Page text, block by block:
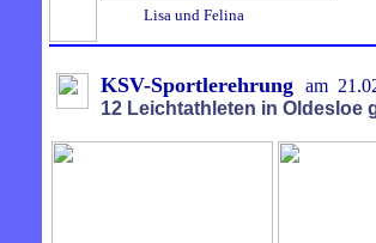
Lisa und Felina
KSV-Sportlerehrung am
12 Leichtathleten in Oldesloe